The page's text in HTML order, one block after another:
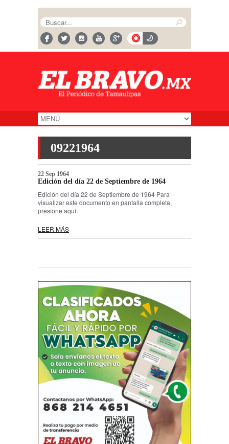
09221964
22 Sep 1964
Edición del día 22 de Septiembre de 1964
Edición del día 22 de Septiembre de 1964 Para
visualizar este documento en pantalla completa,
presione aquí.
LEER MÁS